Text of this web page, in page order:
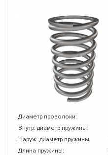
Диаметр проволоки:
Внутр. диаметр пружины:
Наруж. диаметр пружины:
Длина пружины: